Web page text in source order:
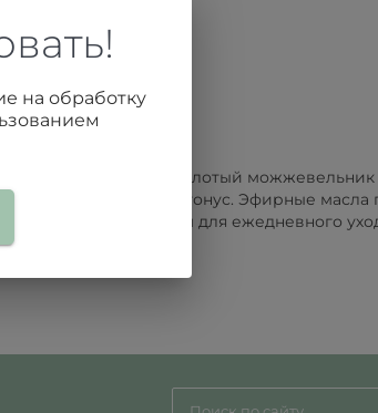
эффект. Мацерат и молотый
и поддерживают ее тонус. Эфирные
средством для ежедневного
на обработку